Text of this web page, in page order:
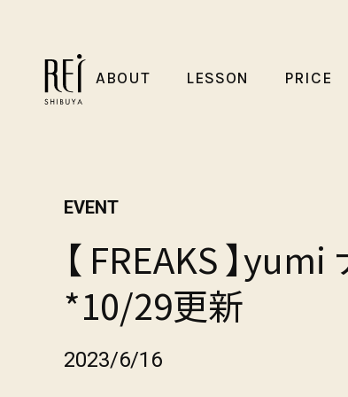
ABOUT LESSON PRICE
EVENT
【 FREAKS 】
*10/29更新
2023/6/16